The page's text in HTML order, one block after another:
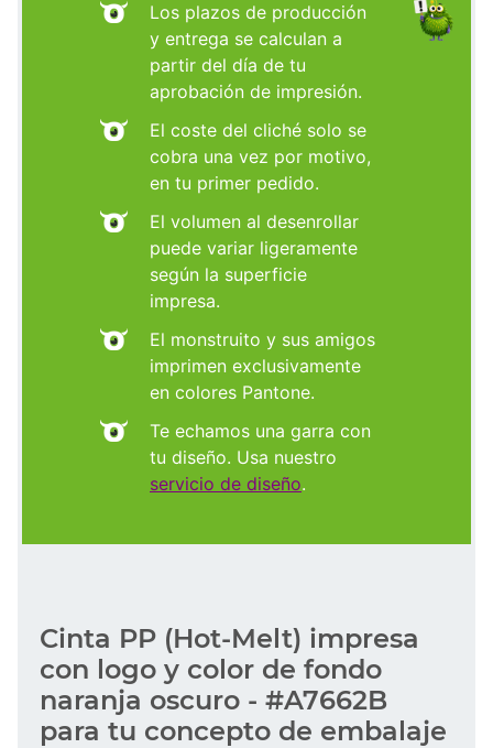
Los plazos de producción
y entrega se calculan a
partir del día de tu
aprobación de impresión.
El coste del cliché solo se
cobra una vez por motivo,
en tu primer pedido.
El volumen al desenrollar
puede variar ligeramente
según la superficie
impresa.
El monstruito y sus amigos
imprimen exclusivamente
en colores Pantone.
Te echamos una garra con
tu diseño. Usa nuestro
servicio de diseño.
Cinta PP (Hot-Melt) impresa
con logo y color de fondo
naranja oscuro - #A7662B
para tu concepto de embalaje